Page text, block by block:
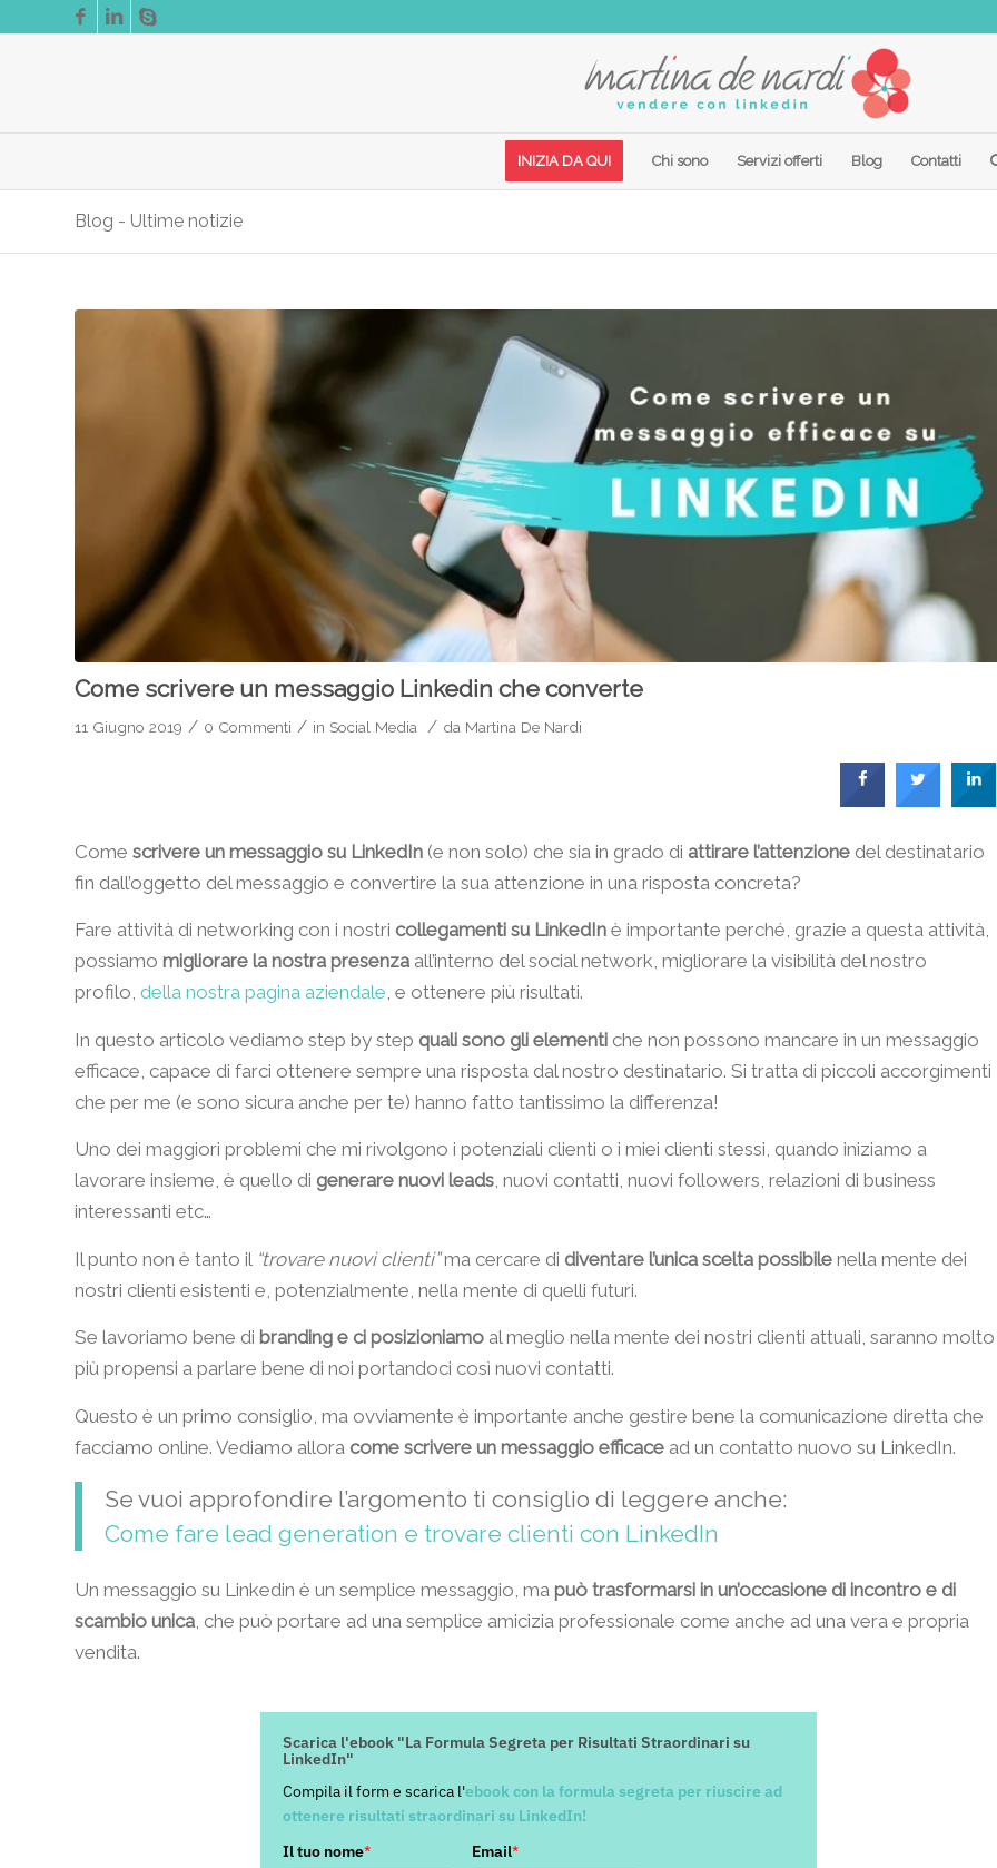
INIZIA DA QUI Chi sono Servizi offerti Blog Contatti
Blog - Ultime notizie
Come scrivere un messaggio Linkedin che converte
11 Giugno 2019 / 0 Commenti / in Social Media / da Martina De Nardi
Come scrivere un messaggio su LinkedIn (e non solo) che sia in grado di attirare l’attenzione del destinatario
fin dall’oggetto del messaggio e convertire la sua attenzione in una risposta concreta?
Fare attività di networking con i nostri collegamenti su LinkedIn è importante perché, grazie a questa attività,
possiamo migliorare la nostra presenza all’interno del social network, migliorare la visibilità del nostro
profilo, della nostra pagina aziendale, e ottenere più risultati.
In questo articolo vediamo step by step quali sono gli elementi che non possono mancare in un messaggio
efficace, capace di farci ottenere sempre una risposta dal nostro destinatario. Si tratta di piccoli accorgimenti
che per me (e sono sicura anche per te) hanno fatto tantissimo la differenza!
Uno dei maggiori problemi che mi rivolgono i potenziali clienti o i miei clienti stessi, quando iniziamo a
lavorare insieme, è quello di generare nuovi leads, nuovi contatti, nuovi followers, relazioni di business
interessanti etc…
Il punto non è tanto il “trovare nuovi clienti”ma cercare di diventare l’unica scelta possibile nella mente dei
nostri clienti esistenti e, potenzialmente, nella mente di quelli futuri.
Se lavoriamo bene di branding e ci posizioniamo al meglio nella mente dei nostri clienti attuali, saranno molto
più propensi a parlare bene di noi portandoci così nuovi contatti.
Questo è un primo consiglio, ma ovviamente è importante anche gestire bene la comunicazione diretta che
facciamo online. Vediamo allora come scrivere un messaggio efficace ad un contatto nuovo su LinkedIn.
Se vuoi approfondire l’argomento ti consiglio di leggere anche:
Come fare lead generation e trovare clienti con LinkedIn
Un messaggio su Linkedin è un semplice messaggio, ma può trasformarsi in un’occasione di incontro e di
scambio unica, che può portare ad una semplice amicizia professionale come anche ad una vera e propria
vendita.
Scarica l'ebook "La Formula Segreta per Risultati Straordinari su
LinkedIn"
Compila il form e scarica l'ebook con la formula segreta per riuscire ad
ottenere risultati straordinari su LinkedIn!
Il tuo nome* Email*